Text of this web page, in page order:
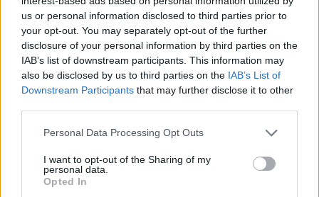
us or personal information disclosed to third parties prior to
your opt-out. You may separately opt-out of the further
disclosure of your personal information by third parties on the
IAB’s list of downstream participants. This information may
also be disclosed by us to third parties on the IAB’s List of
Downstream Participants that may further disclose it to other
Please note that this website/app uses one or more Google
not limited to your visit or usage behaviour. You may click to
grant or deny consent to Google and its third-party tags to
use your data for below specified purposes in below Google
Personal Data Processing Opt Outs
I want to opt-out of the Sharing of my
personal data.
Opted In
Meccs Center